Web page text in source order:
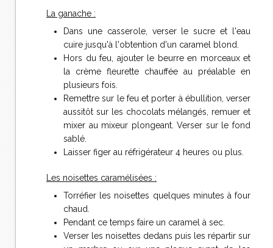
La ganache :
Dans une casserole, verser le sucre et l'eau
cuire jusqu'à l'obtention d'un caramel blond.
Hors du feu, ajouter le beurre en morceaux et
la crème fleurette chauffée au préalable en
plusieurs fois.
Remettre sur le feu et porter à ébullition, verser
aussitôt sur les chocolats mélangés, remuer et
mixer au mixeur plongeant. Verser sur le fond
sablé.
Laisser figer au réfrigérateur 4 heures ou plus.
Les noisettes caramélisées :
Torréfier les noisettes quelques minutes à four
chaud.
Pendant ce temps faire un caramel à sec.
Verser les noisettes dedans puis les répartir sur